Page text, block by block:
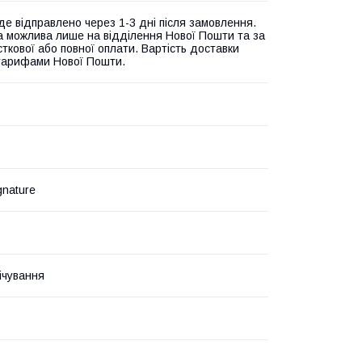
відправлено через 1-3 дні після замовлення.
можлива лише на відділення Нової Пошти та за
або повної оплати. Вартість доставки
Нової Пошти.